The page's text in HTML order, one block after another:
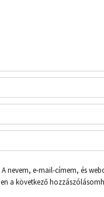
A nevem, e-mail-címem, és
a következő